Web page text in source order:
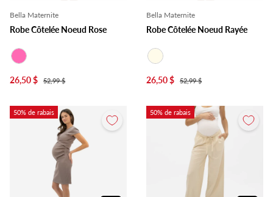
Bella Maternite
Robe Côtelée Noeud Rose
26,50 $
52,99 $
Bella Maternite
Robe Côtelée Noeud Rayée
26,50 $
52,99 $
50% de rabais 50% de rabais